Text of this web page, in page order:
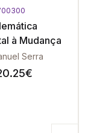
à Mudança
Serra
€